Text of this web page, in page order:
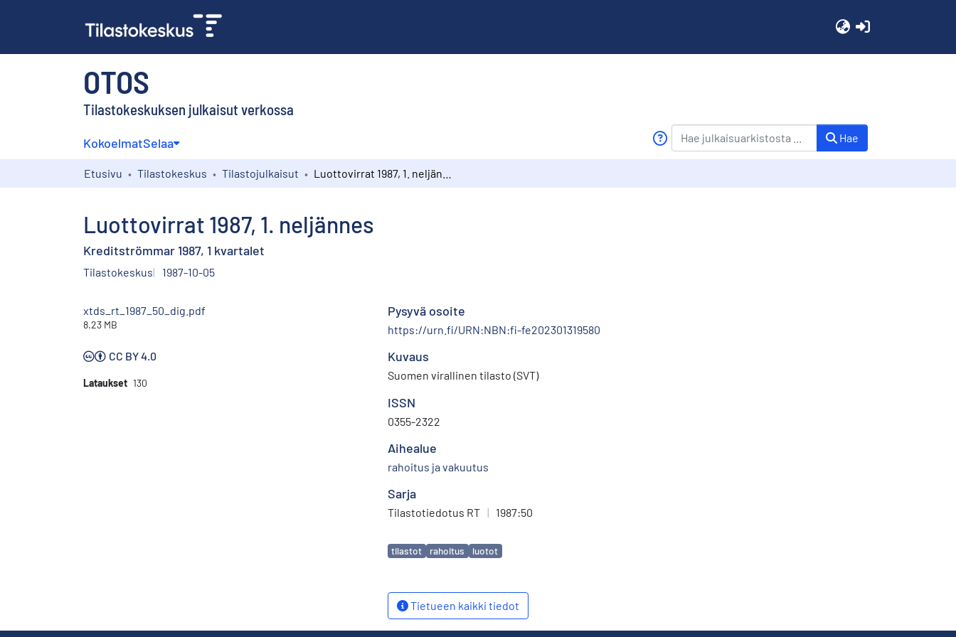
OTOS
Tilastokeskuksen julkaisut verkossa
KokoelmatSelaa Hae
Etusivu Tilastokeskus Tilastojulkaisut
Luottovirrat 1987, 1. neljännes
Kreditströmmar 1987, 1 kvartalet
Tilastokeskus 1987-10-05
xtds_rt_1987_50_dig.pdf
8.23 MB
CC BY 4.0
Lataukset 130
Pysyvä osoite
https://urn.fi/URN:NBN:fi-fe202301319580
Kuvaus
Suomen virallinen tilasto (SVT)
ISSN
0355-2322
Aihealue
rahoitus ja vakuutus
Sarja
Tilastotiedotus RT | 1987:50
Avainsanat
tilastot rahoitus luotot
Tietueen kaikki tiedot